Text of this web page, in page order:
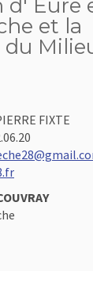
d' Eure
et la
FIXTE